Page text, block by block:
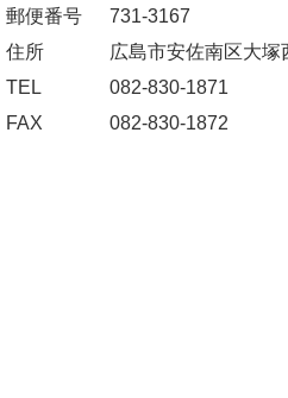
郵便番号
731-3167
住所
広島市安佐南区大塚
TEL
082-830-1871
FAX
082-830-1872